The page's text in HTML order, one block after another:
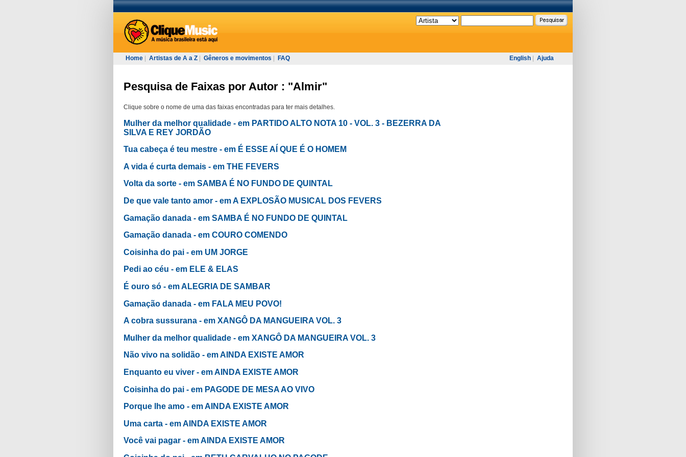
Home Artistas de A a Z Gêneros e movimentos FAQ English Ajuda
Pesquisa de Faixas por Autor : "Almir"
Clique sobre o nome de uma das faixas encontradas para ter mais detalhes.
Mulher da melhor qualidade - em PARTIDO ALTO NOTA 10 - VOL. 3 - BEZERRA DA
SILVA E REY JORDÃO
Tua cabeça é teu mestre - em É ESSE AÍ QUE É O HOMEM
A vida é curta demais - em THE FEVERS
Volta da sorte - em SAMBA É NO FUNDO DE QUINTAL
De que vale tanto amor - em A EXPLOSÃO MUSICAL DOS FEVERS
Gamação danada - em SAMBA É NO FUNDO DE QUINTAL
Gamação danada - em COURO COMENDO
Coisinha do pai - em UM JORGE
Pedi ao céu - em ELE & ELAS
É ouro só - em ALEGRIA DE SAMBAR
Gamação danada - em FALA MEU POVO!
A cobra sussurana - em XANGÔ DA MANGUEIRA VOL. 3
Mulher da melhor qualidade - em XANGÔ DA MANGUEIRA VOL. 3
Não vivo na solidão - em AINDA EXISTE AMOR
Enquanto eu viver - em AINDA EXISTE AMOR
Coisinha do pai - em PAGODE DE MESA AO VIVO
Porque lhe amo - em AINDA EXISTE AMOR
Uma carta - em AINDA EXISTE AMOR
Você vai pagar - em AINDA EXISTE AMOR